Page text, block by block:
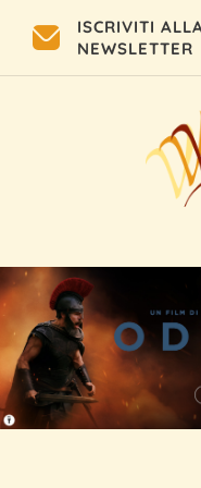
ISCRIVITI
NEWSLETTER